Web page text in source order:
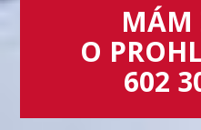
MÁM
O
602